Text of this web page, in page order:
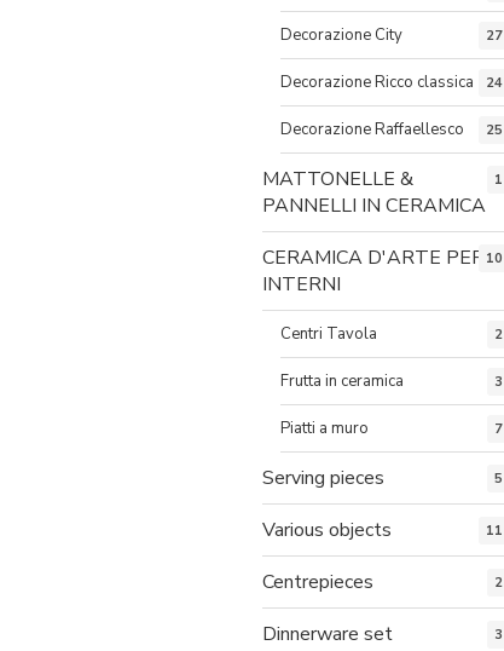
Decorazione City 27
Decorazione Ricco classica 24
Decorazione Raffaellesco 25
MATTONELLE &
PANNELLI IN CERAMICA
1
CERAMICA D'ARTE PER
INTERNI
10
Centri Tavola 2
Frutta in ceramica 3
Piatti a muro 7
Serving pieces 5
Various objects 11
Centrepieces 2
Dinnerware set 3